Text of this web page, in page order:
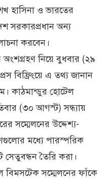
হাসিনা ও ভারতের
সরকারপ্রধান অন্য
করবেন।
অংশগ্রহণ নিয়ে বুধবার (২৯
বিফ্রিংয়ে এ তথ্য জানান
কাঠমান্ডুর হোটেল
(৩০ আগস্ট) সন্ধ্যায়
সম্মেলনের উদ্দেশ্য-
মধ্যে পারস্পরিক
সেতুবন্ধন তৈরি করা।
বিমসটেক সম্মেলনের ফাঁকে